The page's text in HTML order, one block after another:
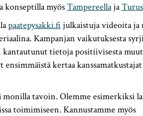
konseptilla myösTampereellaja
paatepysakki.fi julkaistuja videoita ja
Kampanjan vaikutuksesta
tietoja positiivisesta
kertaa
tavoin. Olemme esimerkiksi
toimimiseen. Kannustamme myös